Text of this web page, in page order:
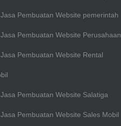
Jasa Pembuatan Website pemerintah
Jasa Pembuatan Website Perusahaan
Jasa Pembuatan Website Rental
Jasa Pembuatan Website Salatiga
Jasa Pembuatan Website Sales Mobil